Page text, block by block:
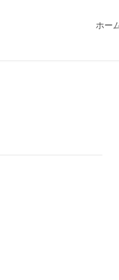
wp-content/themes/
ホー